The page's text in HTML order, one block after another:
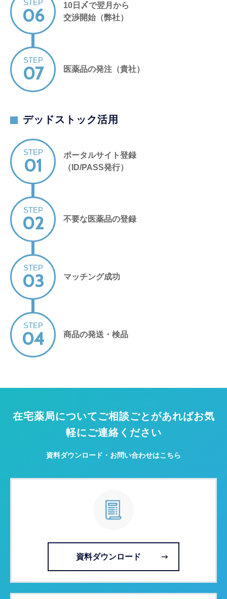
STEP
06
10日〆で翌月から
交渉開始（弊社）
STEP
07 医薬品の発注（貴社）
デッドストック活用
STEP
01
ポータルサイト登録
（ID/PASS発行）
STEP
02 不要な医薬品の登録
STEP
03 マッチング成功
STEP
04 商品の発送・検品
在宅薬局についてご相談ごとがあればお気
軽にご連絡ください
資料ダウンロード・お問い合わせはこちら
資料ダウンロード